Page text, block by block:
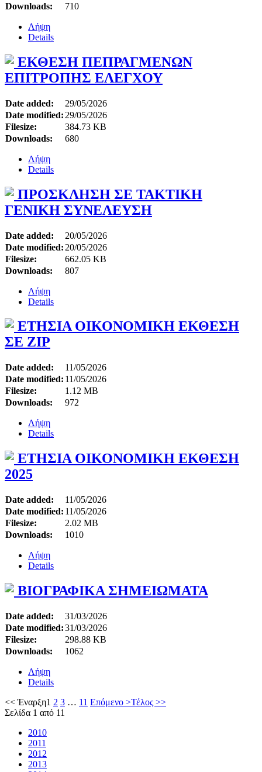
Downloads:
710
Λήψη
Details
ΕΚΘΕΣΗ ΠΕΠΡΑΓΜΕΝΩΝ
ΕΠΙΤΡΟΠΗΣ ΕΛΕΓΧΟΥ
Date added:
29/05/2026
Date modified: 29/05/2026
Filesize:
384.73 KB
Downloads:
680
Λήψη
Details
ΠΡΟΣΚΛΗΣΗ ΣΕ ΤΑΚΤΙΚΗ
ΓΕΝΙΚΗ ΣΥΝΕΛΕΥΣΗ
Date added:
20/05/2026
Date modified: 20/05/2026
Filesize:
662.05 KB
Downloads:
807
Λήψη
Details
ΕΤΗΣΙΑ ΟΙΚΟΝΟΜΙΚΗ ΕΚΘΕΣΗ
ΣΕ ZIP
Date added:
11/05/2026
Date modified: 11/05/2026
Filesize:
1.12 MB
Downloads:
972
Λήψη
Details
ΕΤΗΣΙΑ ΟΙΚΟΝΟΜΙΚΗ ΕΚΘΕΣΗ
2025
Date added:
11/05/2026
Date modified: 11/05/2026
Filesize:
2.02 MB
Downloads:
1010
Λήψη
Details
ΒΙΟΓΡΑΦΙΚΑ ΣΗΜΕΙΩΜΑΤΑ
Date added:
31/03/2026
Date modified:31/03/2026
Filesize:
298.88 KB
Downloads:
1062
Λήψη
Details
<< Έναρξη1 2 3 … 11 Επόμενο >Τέλος >>
Σελίδα 1 από 11
2010
2011
2012
2013